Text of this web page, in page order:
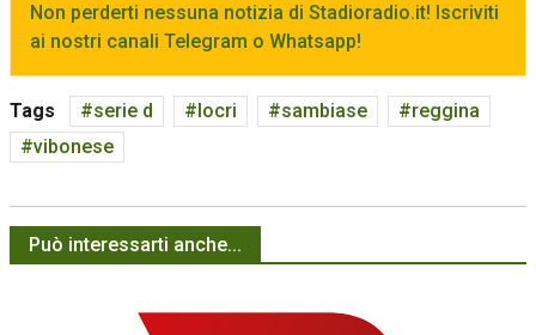
Non perderti nessuna notizia di Stadioradio.it! Iscriviti
ai nostri canali Telegram o Whatsapp!
Tags serie d locri sambiase
reggina
vibonese
Può interessarti anche...